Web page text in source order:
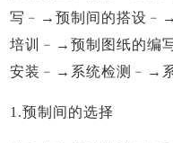
写﹣→预制间的搭设
培训﹣→预制图纸的编
安装﹣→系统检测﹣→
1.预制间的选择